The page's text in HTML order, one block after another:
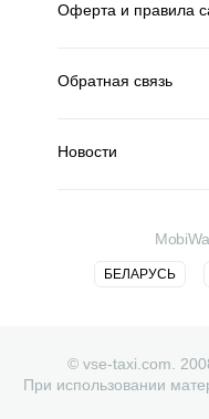
Оферта и правила
Обратная связь
Новости
БЕЛАРУСЬ
© vse-taxi.com.
При использовании